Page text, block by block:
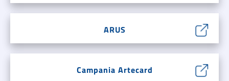
ARUS
Campania Artecard